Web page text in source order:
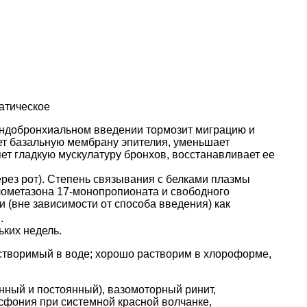
введении тормозит миграцию и
базальную мембрану эпителия, уменьшает
гладкую мускулатуру бронхов, восстанавливает ее
рот). Степень связывания с белками плазмы
17-монопропионата и свободного
зависимости от способа введения) как
недель.
в воде; хорошо растворим в хлороформе,
и постоянный), вазомоторный ринит,
при системной красной волчанке,